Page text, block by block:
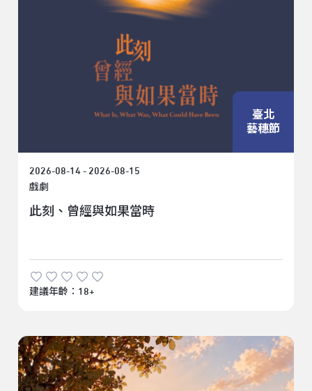
臺北
藝穗節
2026-08-14 - 2026-08-15
戲劇
此刻、曾經與如果當時
建議年齡：18+